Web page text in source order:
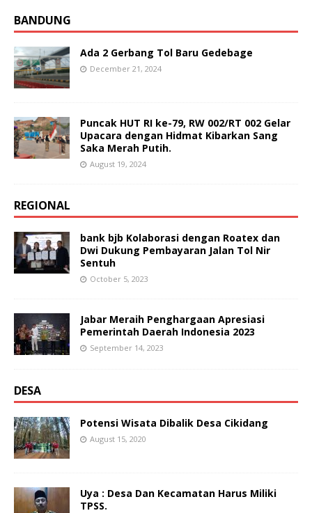
BANDUNG
Ada 2 Gerbang Tol Baru Gedebage
December 21, 2024
Puncak HUT RI ke-79, RW 002/RT 002 Gelar
Upacara dengan Hidmat Kibarkan Sang
Saka Merah Putih.
August 19, 2024
REGIONAL
bank bjb Kolaborasi dengan Roatex dan
Dwi Dukung Pembayaran Jalan Tol Nir
Sentuh
October 5, 2023
Jabar Meraih Penghargaan Apresiasi
Pemerintah Daerah Indonesia 2023
September 14, 2023
DESA
Potensi Wisata Dibalik Desa Cikidang
August 15, 2020
Uya : Desa Dan Kecamatan Harus Miliki
TPSS.